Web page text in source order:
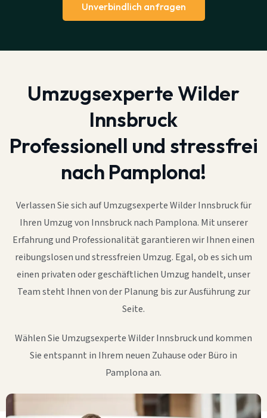
Unverbindlich anfragen
Umzugsexperte Wilder
Innsbruck
Professionell und stressfrei
nach Pamplona!
Verlassen Sie sich auf Umzugsexperte Wilder Innsbruck für
Ihren Umzug von Innsbruck nach Pamplona. Mit unserer
Erfahrung und Professionalität garantieren wir Ihnen einen
reibungslosen und stressfreien Umzug. Egal, ob es sich um
einen privaten oder geschäftlichen Umzug handelt, unser
Team steht Ihnen von der Planung bis zur Ausführung zur
Seite.
Wählen Sie Umzugsexperte Wilder Innsbruck und kommen
Sie entspannt in Ihrem neuen Zuhause oder Büro in
Pamplona an.